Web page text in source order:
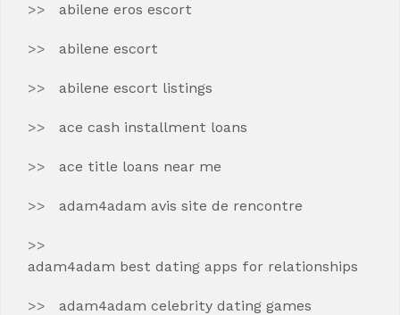
abilene eros escort
abilene escort
abilene escort listings
ace cash installment loans
ace title loans near me
adam4adam avis site de rencontre
adam4adam best dating apps for relationships
adam4adam celebrity dating games